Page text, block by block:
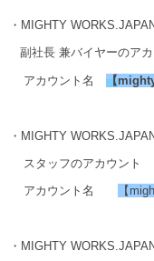
・MIGHTY
副社長 兼バイヤーのアカ
アカウント名 【
・MIGHTY
スタッフのアカウント
アカウント名 【
・MIGHTY